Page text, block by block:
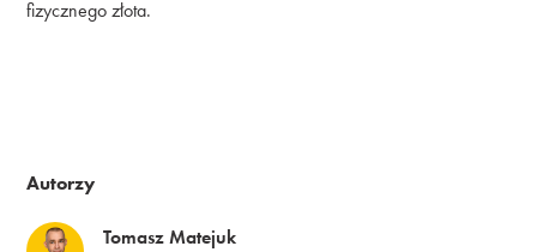
Autorzy
Tomasz Matejuk
fizycznego złota.